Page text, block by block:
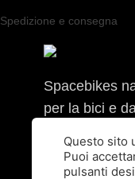
Spedizione e consegna
Spacebikes
per la bici e
costruita
garantire
Questo sito
Puoi
pulsanti